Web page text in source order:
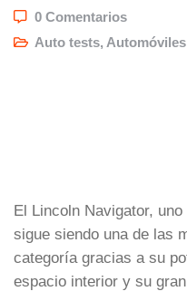
0 Comentarios
Auto tests, Automóviles
El Lincoln Navigator,
sigue siendo una de las
categoría gracias a su
espacio interior y su